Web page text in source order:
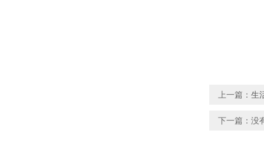
上一篇： 生
下一篇：没